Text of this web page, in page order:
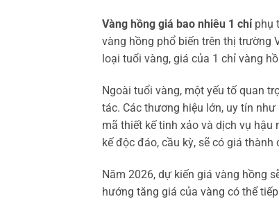
Vàng hồng giá bao nhiêu 1 chỉ phụ
vàng hồng phổ biến trên thị trường
loại tuổi vàng, giá của 1 chỉ vàng
Ngoài tuổi vàng, một yếu tố quan
tác. Các thương hiệu lớn, uy tín
mã thiết kế tinh xảo và dịch vụ
kế độc đáo, cầu kỳ, sẽ có giá
Năm 2026, dự kiến giá vàng hồng
hướng tăng giá của vàng có thể